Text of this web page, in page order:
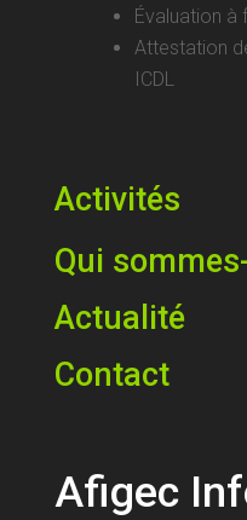
Évaluation à
Attestation
ICDL
Activités
Qui
Actualité
Contact
Afigec